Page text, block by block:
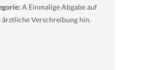
A Einmalige Abgabe auf
ärztliche Verschreibung hin.